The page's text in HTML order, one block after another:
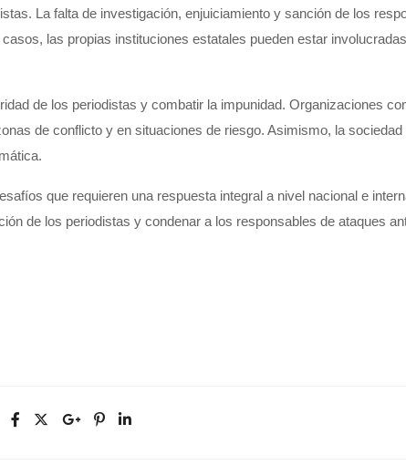
La falta de investigación, enjuiciamiento y sanción de los
las propias instituciones estatales pueden estar
de los periodistas y combatir la impunidad. Organizaciones
de conflicto y en situaciones de riesgo. Asimismo, la sociedad
que requieren una respuesta integral a nivel nacional e
de los periodistas y condenar a los responsables de ataques